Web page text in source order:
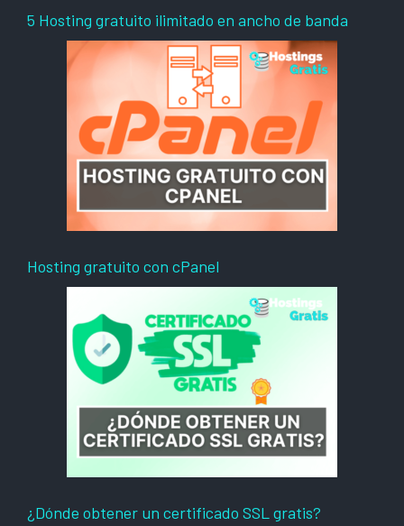
5 Hosting gratuito ilimitado en ancho de banda
Hosting gratuito con cPanel
¿Dónde obtener un certificado SSL gratis?